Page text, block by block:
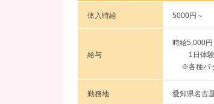
体入時給 5000円～
給与
時給5,000
1日体験
※各種バ
勤務地 愛知県名古